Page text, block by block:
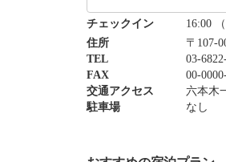
チェックイン 16:00
住所
〒107-
TEL
03-
FAX
00-
交通アクセス
六本木
駐車場
なし